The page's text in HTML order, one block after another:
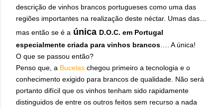
descrição de vinhos brancos portugueses como uma das
regiões importantes na realização deste néctar. Umas das…
mas então se é a única D.O.C. em Portugal
especialmente criada para vinhos brancos …. A única!
O que se passou então?
Penso que, a Bucelas chegou primeiro a tecnologia e o
conhecimento exigido para brancos de qualidade. Não será
portanto difícil que os vinhos tenham sido rapidamente
distinguidos de entre os outros feitos sem recurso a nada